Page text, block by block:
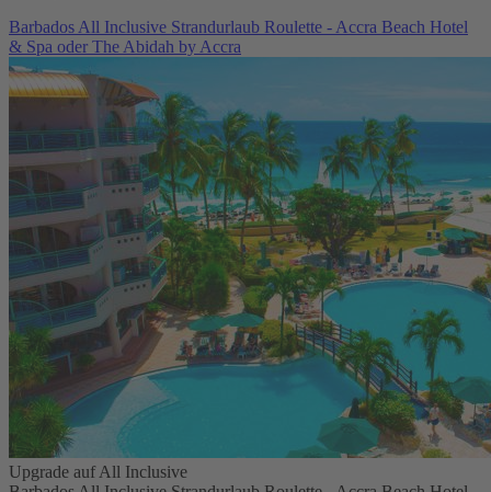
Barbados All Inclusive Strandurlaub Roulette - Accra Beach Hotel
& Spa oder The Abidah by Accra
Upgrade auf All Inclusive